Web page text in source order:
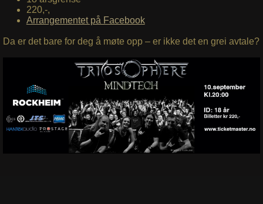
220,-,
Arrangementet på Facebook
Da er det bare for deg å møte opp – er ikke det en grei avtale?